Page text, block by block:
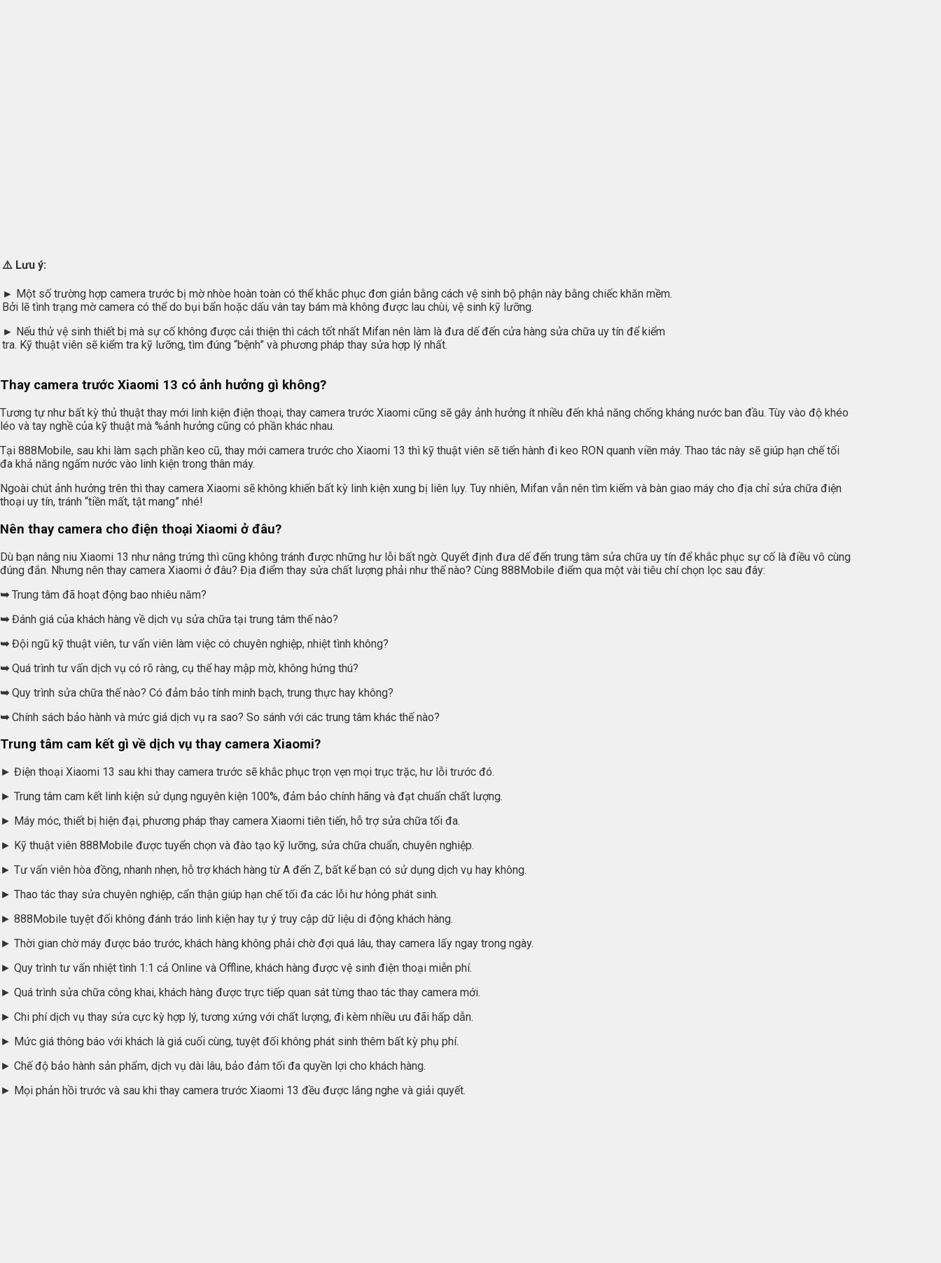
⚠️ Lưu ý:
► Một số trường hợp camera trước bị mờ nhòe hoàn toàn có thể khắc phục đơn giản bằng cách vệ sinh bộ phận này bằng chiếc khăn mềm.
Bởi lẽ tình trạng mờ camera có thể do bụi bẩn hoặc dấu vân tay bám mà không được lau chùi, vệ sinh kỹ lưỡng.
► Nếu thử vệ sinh thiết bị mà sự cố không được cải thiện thì cách tốt nhất Mifan nên làm là đưa dế đến cửa hàng sửa chữa uy tín để kiểm
tra. Kỹ thuật viên sẽ kiểm tra kỹ lưỡng, tìm đúng “bệnh” và phương pháp thay sửa hợp lý nhất.
Thay camera trước Xiaomi 13 có ảnh hưởng gì không?
Tương tự như bất kỳ thủ thuật thay mới linh kiện điện thoại, thay camera trước Xiaomi cũng sẽ gây ảnh hưởng ít nhiều đến khả năng chống kháng nước ban đầu. Tùy vào độ khéo
léo và tay nghề của kỹ thuật mà %ảnh hưởng cũng có phần khác nhau.
Tại 888Mobile, sau khi làm sạch phần keo cũ, thay mới camera trước cho Xiaomi 13 thì kỹ thuật viên sẽ tiến hành đi keo RON quanh viền máy. Thao tác này sẽ giúp hạn chế tối
đa khả năng ngấm nước vào linh kiện trong thân máy.
Ngoài chút ảnh hưởng trên thì thay camera Xiaomi sẽ không khiến bất kỳ linh kiện xung bị liên lụy. Tuy nhiên, Mifan vẫn nên tìm kiếm và bàn giao máy cho địa chỉ sửa chữa điện
thoại uy tín, tránh “tiền mất, tật mang” nhé!
Nên thay camera cho điện thoại Xiaomi ở đâu?
Dù bạn nâng niu Xiaomi 13 như nâng trứng thì cũng không tránh được những hư lỗi bất ngờ. Quyết định đưa dế đến trung tâm sửa chữa uy tín để khắc phục sự cố là điều vô cùng
đúng đắn. Nhưng nên thay camera Xiaomi ở đâu? Địa điểm thay sửa chất lượng phải như thế nào? Cùng 888Mobile điểm qua một vài tiêu chí chọn lọc sau đây:
➥Trung tâm đã hoạt động bao nhiêu năm?
➥Đánh giá của khách hàng về dịch vụ sửa chữa tại trung tâm thế nào?
➥Đội ngũ kỹ thuật viên, tư vấn viên làm việc có chuyên nghiệp, nhiệt tình không?
➥Quá trình tư vấn dịch vụ có rõ ràng, cụ thể hay mập mờ, không hứng thú?
➥Quy trình sửa chữa thế nào? Có đảm bảo tính minh bạch, trung thực hay không?
➥Chính sách bảo hành và mức giá dịch vụ ra sao? So sánh với các trung tâm khác thế nào?
Trung tâm cam kết gì về dịch vụ thay camera Xiaomi?
► Điện thoại Xiaomi 13 sau khi thay camera trước sẽ khắc phục trọn vẹn mọi trục trặc, hư lỗi trước đó.
► Trung tâm cam kết linh kiện sử dụng nguyên kiện 100%, đảm bảo chính hãng và đạt chuẩn chất lượng.
► Máy móc, thiết bị hiện đại, phương pháp thay camera Xiaomi tiên tiến, hỗ trợ sửa chữa tối đa.
► Kỹ thuật viên 888Mobile được tuyển chọn và đào tạo kỹ lưỡng, sửa chữa chuẩn, chuyên nghiệp.
► Tư vấn viên hòa đồng, nhanh nhẹn, hỗ trợ khách hàng từ A đến Z, bất kể bạn có sử dụng dịch vụ hay không.
► Thao tác thay sửa chuyên nghiệp, cẩn thận giúp hạn chế tối đa các lỗi hư hỏng phát sinh.
► 888Mobile tuyệt đối không đánh tráo linh kiện hay tự ý truy cập dữ liệu di động khách hàng.
► Thời gian chờ máy được báo trước, khách hàng không phải chờ đợi quá lâu, thay camera lấy ngay trong ngày.
► Quy trình tư vấn nhiệt tình 1:1 cả Online và Offline, khách hàng được vệ sinh điện thoại miễn phí.
► Quá trình sửa chữa công khai, khách hàng được trực tiếp quan sát từng thao tác thay camera mới.
► Chi phí dịch vụ thay sửa cực kỳ hợp lý, tương xứng với chất lượng, đi kèm nhiều ưu đãi hấp dẫn.
► Mức giá thông báo với khách là giá cuối cùng, tuyệt đối không phát sinh thêm bất kỳ phụ phí.
► Chế độ bảo hành sản phẩm, dịch vụ dài lâu, bảo đảm tối đa quyền lợi cho khách hàng.
► Mọi phản hồi trước và sau khi thay camera trước Xiaomi 13 đều được lắng nghe và giải quyết.